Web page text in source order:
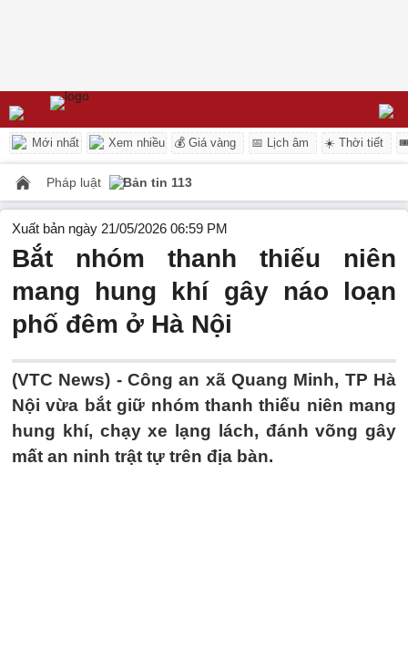
Mới nhất Xem nhiều 💰 Giá vàng 📅 Lịch âm ☀️ Thời tiết
Pháp luật Bản tin 113
Xuất bản ngày 21/05/2026 06:59 PM
Bắt nhóm thanh thiếu niên
mang hung khí gây náo loạn
phố đêm ở Hà Nội
(VTC News) - Công an xã Quang Minh, TP Hà
Nội vừa bắt giữ nhóm thanh thiếu niên mang
hung khí, chạy xe lạng lách, đánh võng gây
mất an ninh trật tự trên địa bàn.